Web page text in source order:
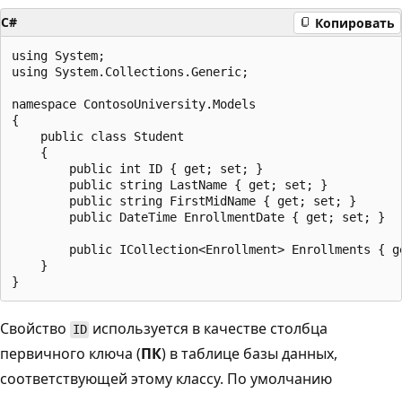
C# Копировать
using System;
using System.Collections.Generic;
namespace ContosoUniversity.Models
{
    public class Student
    {
        public int ID { get; set; }
        public string LastName { get; set; }
        public string FirstMidName { get; set; }
        public DateTime EnrollmentDate { get; set; }
public ICollection<Enrollment> Enrollments {
    }
Свойство ID используется в качестве столбца
первичного ключа (ПК) в таблице базы данных,
соответствующей этому классу. По умолчанию